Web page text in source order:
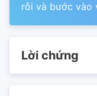
rỗi và bước vào
Lời chứng